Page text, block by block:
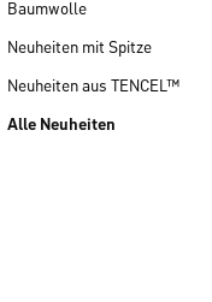
Baumwolle
Neuheiten mit Spitze
Neuheiten aus TENCEL™
Alle Neuheiten